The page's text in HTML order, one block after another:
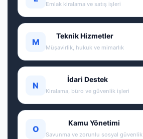
Emlak kiralama ve satış işleri
M
Teknik Hizmetler
Müşavirlik, hukuk ve mimarlık
N
İdari Destek
Kiralama, büro ve güvenlik işleri
O
Kamu Yönetimi
Savunma ve zorunlu sosyal güvenlik